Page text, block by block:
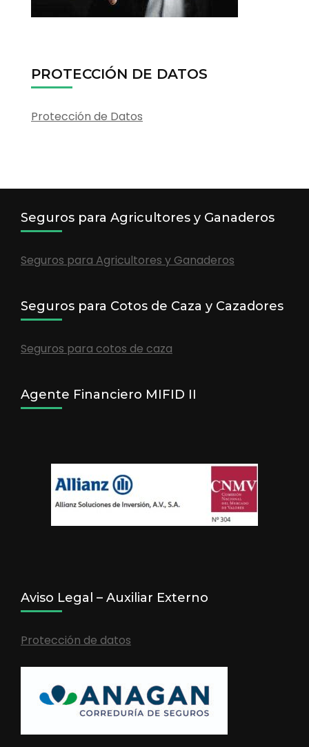
PROTECCIÓN DE DATOS
Protección de Datos
Seguros para Agricultores y Ganaderos
Seguros para Agricultores y Ganaderos
Seguros para Cotos de Caza y Cazadores
Seguros para cotos de caza
Agente Financiero MIFID II
Aviso Legal – Auxiliar Externo
Protección de datos